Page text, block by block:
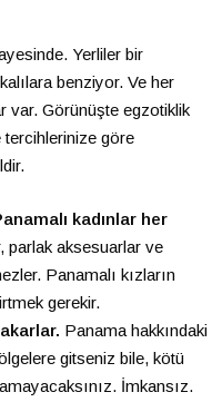
Yerliler bir
benziyor. Ve her
var. Görünüşte egzotiklik
tercihlerinize göre
kadınlar her
parlak aksesuarlar ve
Panamalı kızların
gerekir.
Panama hakkındaki
gitseniz bile, kötü
İmkansız.